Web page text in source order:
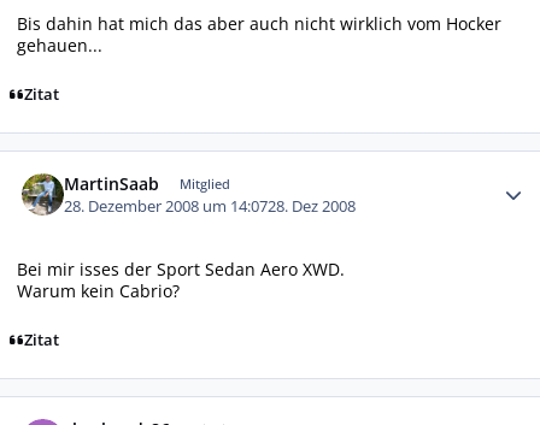
Bis dahin hat mich das aber auch nicht wirklich vom Hocker
gehauen...
Zitat
MartinSaab Mitglied
28. Dezember 2008 um 14:0728. Dez 2008
Bei mir isses der Sport Sedan Aero XWD.
Warum kein Cabrio?
Zitat